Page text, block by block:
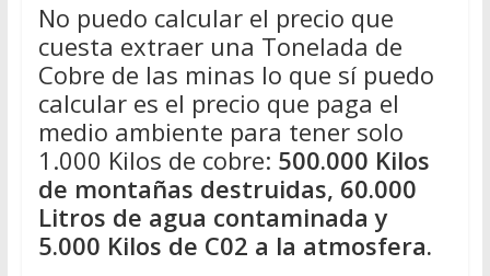
No puedo calcular el precio que
cuesta extraer una Tonelada de
Cobre de las minas lo que sí puedo
calcular es el precio que paga el
medio ambiente para tener solo
1.000 Kilos de cobre: 500.000 Kilos
de montañas destruidas, 60.000
Litros de agua contaminada y
5.000 Kilos de C02 a la atmosfera.